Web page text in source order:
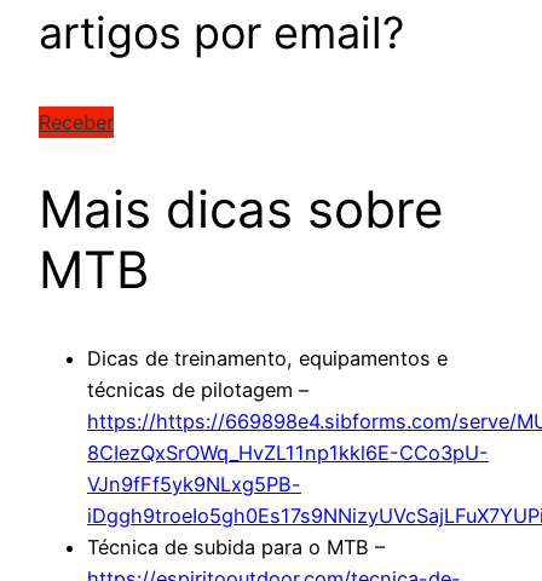
artigos por email?
Receber
Mais dicas sobre
MTB
Dicas de treinamento, equipamentos e
técnicas de pilotagem –
https://https://669898e4.sibforms.com/serve/
8CIezQxSrOWq_HvZL11np1kkl6E-CCo3pU-
VJn9fFf5yk9NLxg5PB-
Técnica de subida para o MTB –